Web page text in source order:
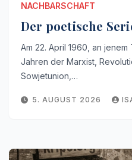
NACHBARSCHAFT
Der poetische
Am 22. April 1960, an
Jahren der Marxist,
Sowjetunion,…
5. AUGUST 2026